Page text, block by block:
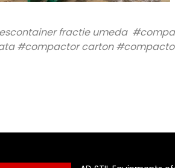
fractie umeda
#compactor carton